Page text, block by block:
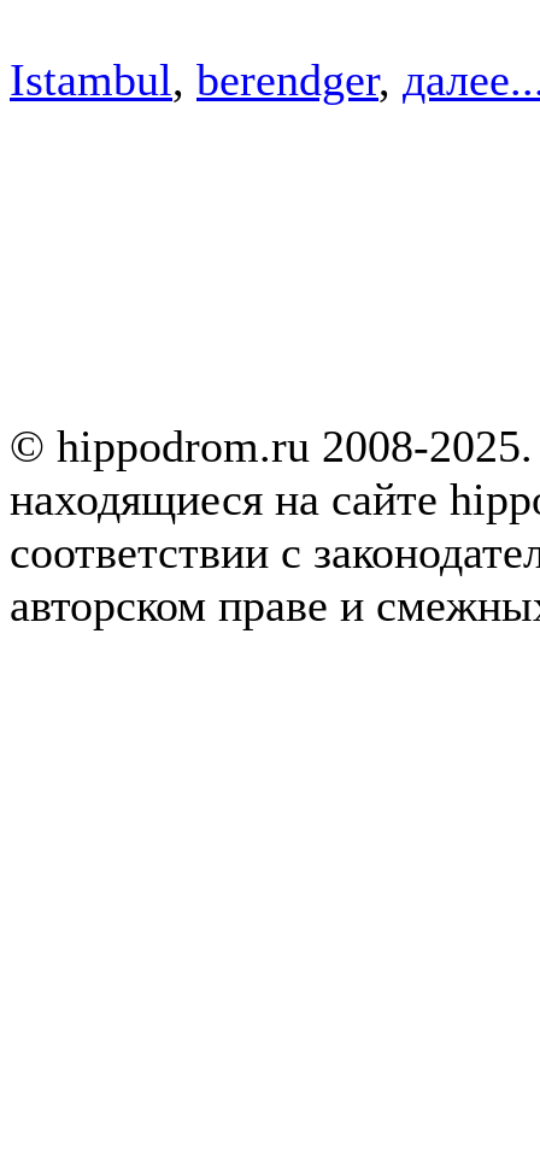
Istambul, berendger,
© hippodrom.ru 2008-
находящиеся на сайте
соответствии с
авторском праве и